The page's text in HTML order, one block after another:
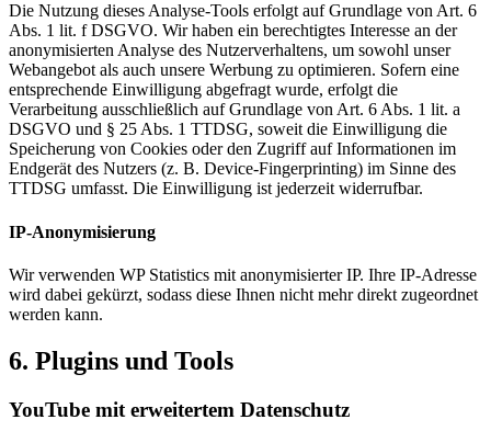
Die Nutzung dieses Analyse-Tools erfolgt auf Grundlage von Art. 6
Abs. 1 lit. f DSGVO. Wir haben ein berechtigtes Interesse an der
anonymisierten Analyse des Nutzerverhaltens, um sowohl unser
Webangebot als auch unsere Werbung zu optimieren. Sofern eine
entsprechende Einwilligung abgefragt wurde, erfolgt die
Verarbeitung ausschließlich auf Grundlage von Art. 6 Abs. 1 lit. a
DSGVO und § 25 Abs. 1 TTDSG, soweit die Einwilligung die
Speicherung von Cookies oder den Zugriff auf Informationen im
Endgerät des Nutzers (z. B. Device-Fingerprinting) im Sinne des
TTDSG umfasst. Die Einwilligung ist jederzeit widerrufbar.
IP-Anonymisierung
Wir verwenden WP Statistics mit anonymisierter IP. Ihre IP-Adresse
wird dabei gekürzt, sodass diese Ihnen nicht mehr direkt zugeordnet
werden kann.
6. Plugins und Tools
YouTube mit erweitertem Datenschutz